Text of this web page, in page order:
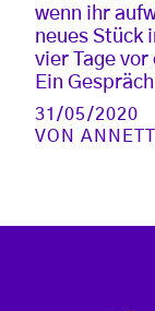
wenn ihr
neues Stück
vier Tage
Ein
31/05/2020
VON